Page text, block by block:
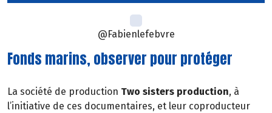
@Fabienlefebvre
Fonds marins, observer pour protéger
La société de production Two sisters production, à
l’initiative de ces documentaires, et leur coproducteur